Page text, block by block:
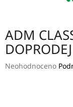
ADM
DOPRODEJ
Průměrné
Neohodnoceno